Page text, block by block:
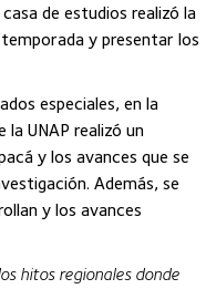
de estudios realizó la
y presentar los
especiales, en la
UNAP realizó un
y los avances que se
Además, se
y los avances
hitos regionales donde